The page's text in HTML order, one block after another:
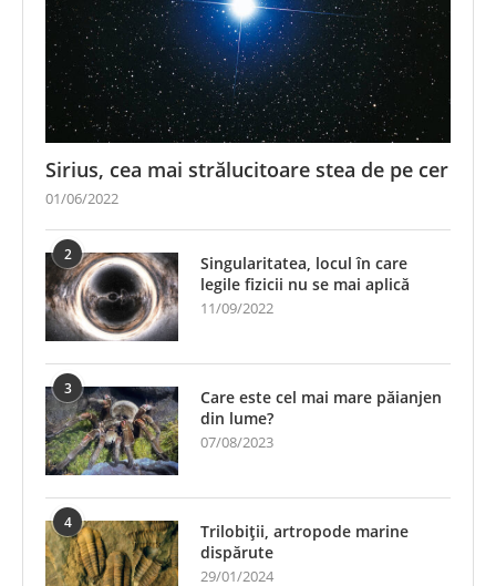
Sirius, cea mai strălucitoare stea de pe cer
01/06/2022
2
Singularitatea, locul în care
legile fizicii nu se mai aplică
11/09/2022
3
Care este cel mai mare păianjen
din lume?
07/08/2023
4
Trilobiții, artropode marine
dispărute
29/01/2024